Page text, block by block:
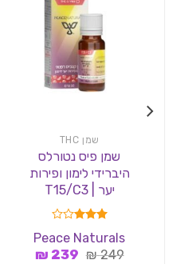
שמן THC
שמן פיס נטורלס
היברידי לימון ופירות
יער | T15/C3
דורג
3.00
מתוך 5
Peace Naturals
249
₪ המחיר
239
₪המחיר